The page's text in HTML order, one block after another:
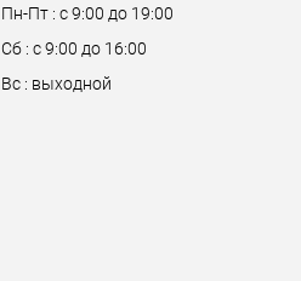
Пн-Пт : с 9:00 до 19:00
Сб : с 9:00 до 16:00
Вс : выходной